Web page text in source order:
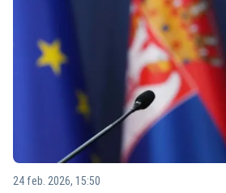
24 feb. 2026, 15:50